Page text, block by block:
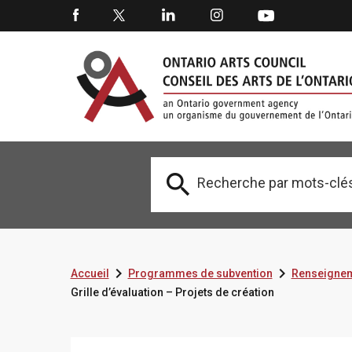

Accueil Programmes de subvention
Grille d’évaluation – Projets de création